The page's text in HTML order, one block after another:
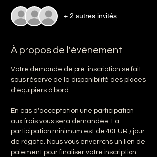
+ 2 autres invités
À propos de l'événement
Votre demande de pré-inscription se fait
sous réserve de la disponibilité des places
d'équipiers à bord.
En cas d'acceptation une participation
aux frais vous sera demandée. La
participation minimum est de 40EUR / jour
de régate. Nous vous enverrons un lien de
paiement pour finaliser votre inscription.